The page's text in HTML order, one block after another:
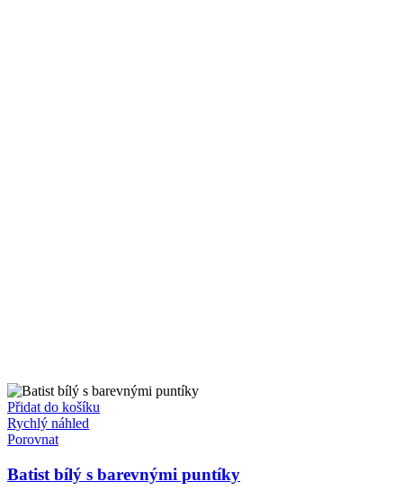
Přidat do košíku
Rychlý náhled
Porovnat
Batist bílý s barevnými puntíky